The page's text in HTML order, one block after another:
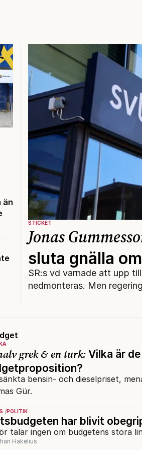
än
STICKET
Jonas
sluta gnälla
SR:s vd varnade att upp
nedmonteras. Men
grek & en turk: Vilka är
bensin- och dieselpriset,
Gür.
POLITIK
har blivit
talar ingen om budgetens stora
Hakelius